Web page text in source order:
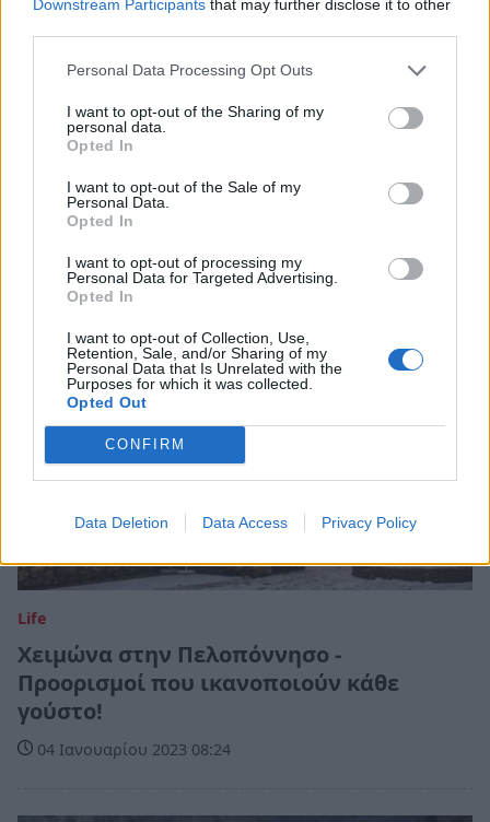
Downstream Participants that may further disclose it to other
Personal Data Processing Opt Outs
I want to opt-out of the Sharing of my
personal data.
Opted In
I want to opt-out of the Sale of my
Personal Data.
Opted In
I want to opt-out of processing my
Personal Data for Targeted Advertising.
Opted In
I want to opt-out of Collection, Use,
Retention, Sale, and/or Sharing of my
Personal Data that Is Unrelated with the
Purposes for which it was collected.
Opted Out
CONFIRM
Data Deletion Data Access Privacy Policy
Αρκαδία: Τα άγνωστα στολίδια της
ορεινής Κυνουρίας
Life
Χειμώνα στην Πελοπόννησο -
Προορισμοί που ικανοποιούν κάθε
γούστο!
04 Ιανουαρίου 2023 08:24